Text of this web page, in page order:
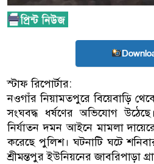
স্টাফ রিপোর্টার:
নওগাঁর নিয়ামতপুরে বিয়েবাড়ি
সংঘবদ্ধ ধর্ষণের অভিযোগ
নির্যাতন দমন আইনে মামলা
করেছে পুলিশ। ঘটনাটি ঘটে
শ্রীমন্তপুর ইউনিয়নের জাবরিপাড়া